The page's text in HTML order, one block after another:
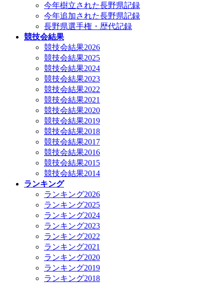
今年樹立された長野県記録
今年追加された長野県記録
長野県選手権・歴代記録
競技会結果
競技会結果2026
競技会結果2025
競技会結果2024
競技会結果2023
競技会結果2022
競技会結果2021
競技会結果2020
競技会結果2019
競技会結果2018
競技会結果2017
競技会結果2016
競技会結果2015
競技会結果2014
ランキング
ランキング2026
ランキング2025
ランキング2024
ランキング2023
ランキング2022
ランキング2021
ランキング2020
ランキング2019
ランキング2018